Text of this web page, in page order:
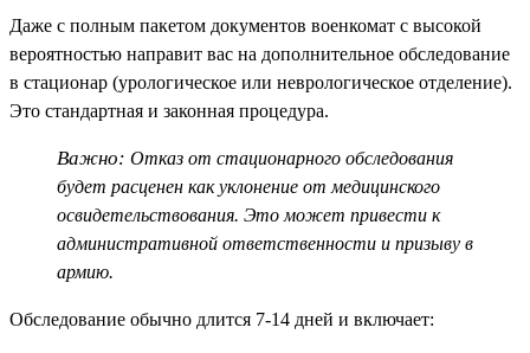
Даже с полным пакетом документов военкомат с высокой
вероятностью направит вас на дополнительное обследование
в стационар (урологическое или неврологическое отделение).
Это стандартная и законная процедура.
Важно: Отказ от стационарного обследования
будет расценен как уклонение от медицинского
освидетельствования. Это может привести к
административной ответственности и призыву в
армию.
Обследование обычно длится 7-14 дней и включает: